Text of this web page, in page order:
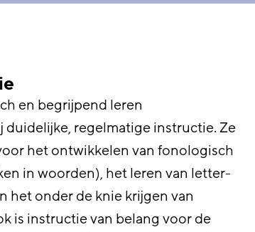
en begrijpend leren
duidelijke, regelmatige instructie. Ze
het ontwikkelen van fonologisch
in woorden), het leren van letter-
het onder de knie krijgen van
is instructie van belang voor de